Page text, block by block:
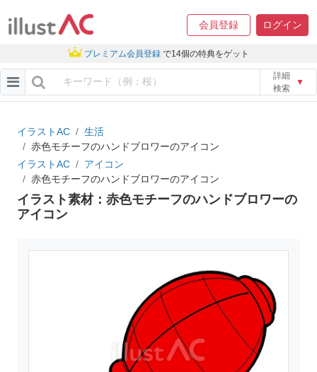
会員登録 ログイン
プレミアム会員登録 で14個の特典をゲット
詳細
検索
▼
イラストAC
生活
赤色モチーフのハンドブロワーのアイコン
イラストAC
アイコン
赤色モチーフのハンドブロワーのアイコン
イラスト素材：赤色モチーフのハンドブロワーの
アイコン